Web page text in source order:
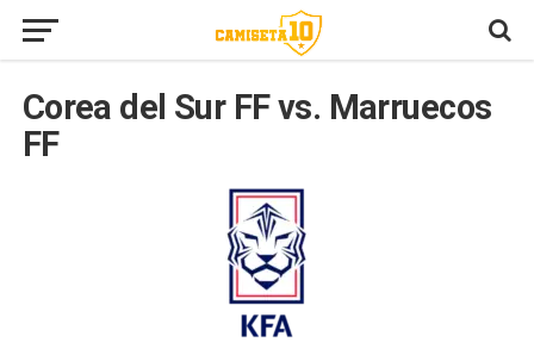
Corea del Sur FF vs. Marruecos
FF